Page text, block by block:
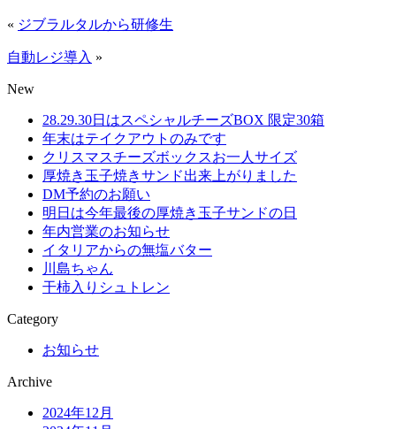
« ジブラルタルから研修生
自動レジ導入 »
New
28.29.30日はスペシャルチーズBOX 限定30箱
年末はテイクアウトのみです
クリスマスチーズボックスお一人サイズ
厚焼き玉子焼きサンド出来上がりました
DM予約のお願い
明日は今年最後の厚焼き玉子サンドの日
年内営業のお知らせ
イタリアからの無塩バター
川島ちゃん
干柿入りシュトレン
Category
お知らせ
Archive
2024年12月